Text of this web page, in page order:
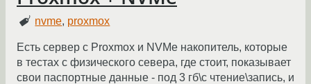
nvme, proxmox
Есть сервер с Proxmox и NVMe накопитель, которые
в тестах с физического севера, где стоит, показывает
свои паспортные данные - под 3 гб\с чтение\запись, и